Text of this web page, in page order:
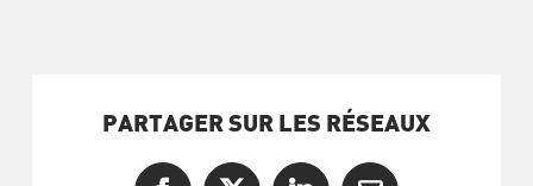
PARTAGER SUR LES RÉSEAUX